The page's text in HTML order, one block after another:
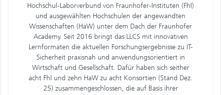
Hochschul-Laborverbund von Fraunhofer-Instituten (FhI)
und ausgewählten Hochschulen der angewandten
Wissenschaften (HaW) unter dem Dach der Fraunhofer
Academy. Seit 2016 bringt das LLCS mit innovativen
Lernformaten die aktuellen Forschungsergebnisse zu IT-
Sicherheit praxisnah und anwendungsorientiert in
Wirtschaft und Gesellschaft. Dafür haben sich seither
acht FhI und zehn HaW zu acht Konsortien (Stand Dez.
25) zusammengeschlossen, die auf Basis ihrer